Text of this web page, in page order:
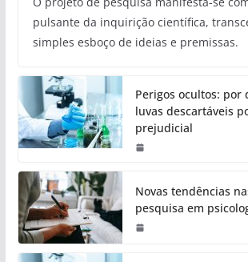
pulsante da inquirição científica,
simples esboço de ideias e premissas.
Perigos ocultos:
luvas descartáveis
prejudicial
Novas tendências
pesquisa em